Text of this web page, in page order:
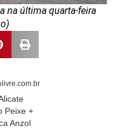
na última quarta-feira
Peixe +
Anzol